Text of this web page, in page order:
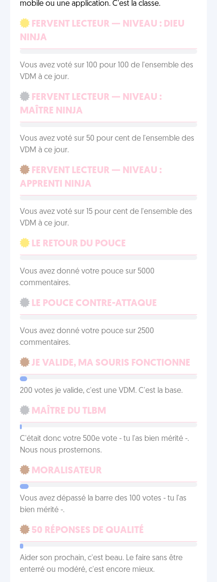
mobile ou une application. C'est la classe.
FERVENT LECTEUR — NIVEAU : DIEU
NINJA
Vous avez voté sur 100 pour 100 de l'ensemble des
VDM à ce jour.
FERVENT LECTEUR — NIVEAU :
MAÎTRE NINJA
Vous avez voté sur 50 pour cent de l'ensemble des
VDM à ce jour.
FERVENT LECTEUR — NIVEAU :
APPRENTI NINJA
Vous avez voté sur 15 pour cent de l'ensemble des
VDM à ce jour.
LE RETOUR DU POUCE
Vous avez donné votre pouce sur 5000
commentaires.
LE POUCE CONTRE-ATTAQUE
Vous avez donné votre pouce sur 2500
commentaires.
JE VALIDE, MA SOURIS FONCTIONNE
200 votes je valide, c'est une VDM. C'est la base.
MAÎTRE DU TLBM
C'était donc votre 500e vote - tu l'as bien mérité -.
Nous nous prosternons.
MORALISATEUR
Vous avez dépassé la barre des 100 votes - tu l'as
bien mérité -.
50 RÉPONSES DE QUALITÉ
Aider son prochain, c'est beau. Le faire sans être
enterré ou modéré, c'est encore mieux.